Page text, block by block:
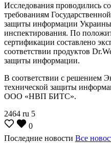
Исследования проводились
требованиям
защиты информации
инспектирования. По
сертификации составлено
соответствии продуктов
защиты информации.
В соответствии с решением
технической защиты
ООО «НВП БИТС».
2464 ru 5
0
Последние новости Все